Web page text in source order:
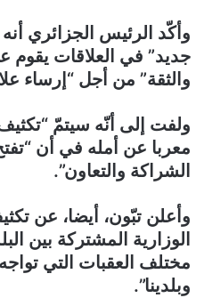
وأكّد الرئيس الجزائري
جديد” في العلاقات يقوم
والثقة” من أجل “إرساء
ولفت إلى أنّه سيتمّ “تكثيف
معربا عن أمله في أن
الشراكة والتعاون”.
وأعلن تبّون، أيضا، عن
الوزارية المشتركة بين
مختلف العقبات التي
وبلدينا”.